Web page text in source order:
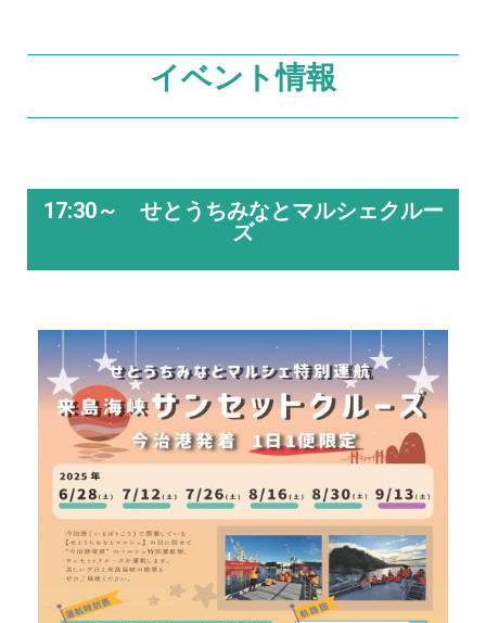
イベント情報
17:30～ せとうちみなとマルシェクルー
ズ